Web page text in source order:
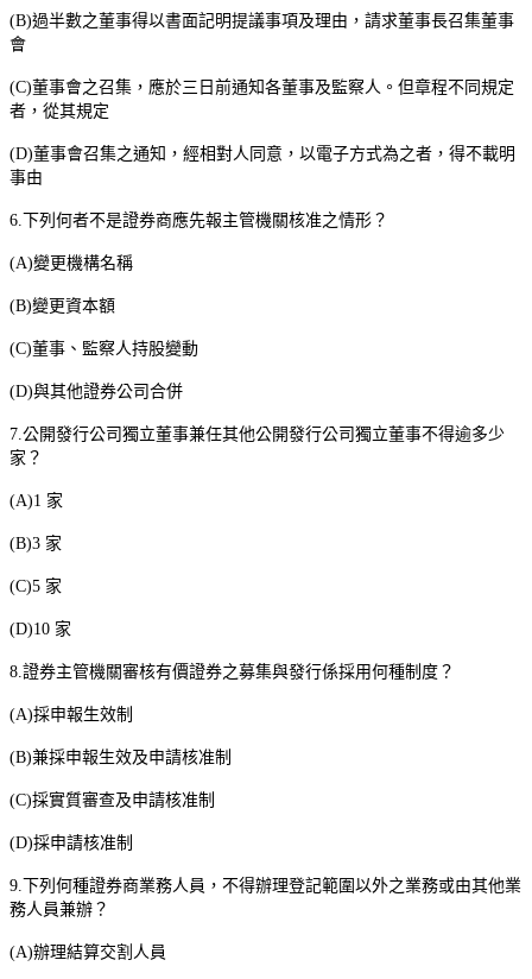
(B)過半數之董事得以書面記明提議事項及理由，請求董事長召集董事
會
(C)董事會之召集，應於三日前通知各董事及監察人。但章程不同規定
者，從其規定
(D)董事會召集之通知，經相對人同意，以電子方式為之者，得不載明
事由
6. 下列何者不是證券商應先報主管機關核准之情形？
(A)變更機構名稱
(B)變更資本額
(C)董事、監察人持股變動
(D)與其他證券公司合併
7. 公開發行公司獨立董事兼任其他公開發行公司獨立董事不得逾多少
家？
(A)1 家
(B)3 家
(C)5 家
(D)10 家
8. 證券主管機關審核有價證券之募集與發行係採用何種制度？
(A)採申報生效制
(B)兼採申報生效及申請核准制
(C)採實質審查及申請核准制
(D)採申請核准制
9.
下列何種證券商業務人員，不得辦理登記範圍以外之業務或由其他業
務人員兼辦？
(A)辦理結算交割人員